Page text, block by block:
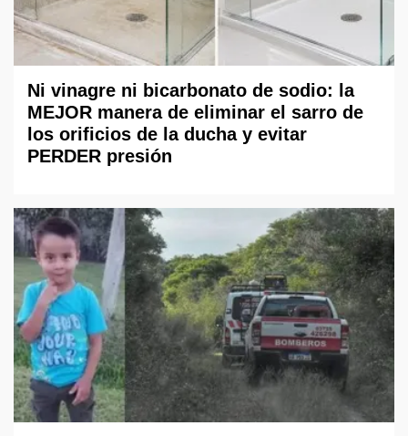
Ni vinagre ni bicarbonato de sodio: la
MEJOR manera de eliminar el sarro de
los orificios de la ducha y evitar
PERDER presión